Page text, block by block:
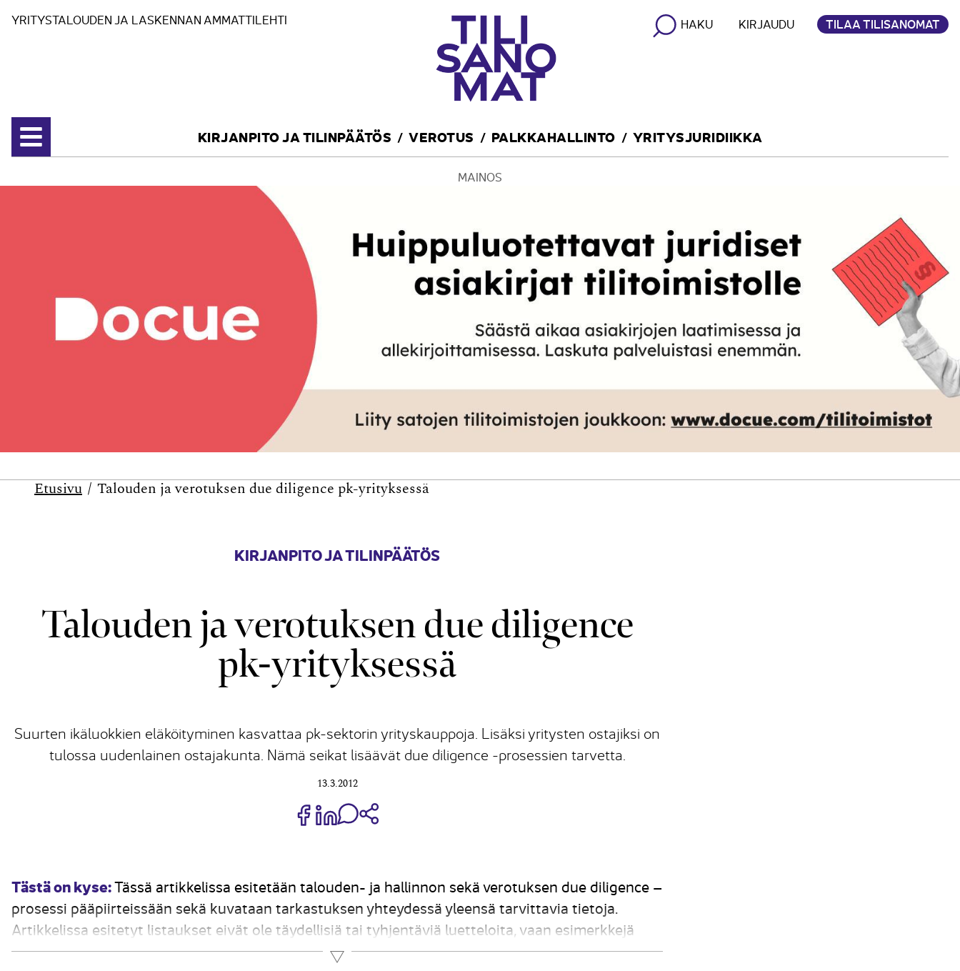
YRITYSTALOUDEN JA LASKENNAN AMMATTILEHTI HAKU KIRJAUDU TILAA TILISANOMAT
Avaa valikko
KIRJANPITO JA TILINPÄÄTÖS VEROTUS PALKKAHALLINTO YRITYSJURIDIIKKA
MAINOS
Etusivu Talouden ja verotuksen due diligence pk-yrityksessä
KIRJANPITO JA TILINPÄÄTÖS
Talouden ja verotuksen due diligence
pk-yrityksessä
Suurten ikäluokkien eläköityminen kasvattaa pk-sektorin yrityskauppoja. Lisäksi yritysten ostajiksi on
tulossa uudenlainen ostajakunta. Nämä seikat lisäävät due diligence -prosessien tarvetta.
13.3.2012
Jaa Share on Facebook
Jaa Share on LinkedIn
Jaa WhatsApp-viestinä
Tästä on kyse:Tässä artikkelissa esitetään talouden- ja hallinnon sekä verotuksen due diligence –
prosessi pääpiirteissään sekä kuvataan tarkastuksen yhteydessä yleensä tarvittavia tietoja.
Artikkelissa esitetyt listaukset eivät ole täydellisiä tai tyhjentäviä luetteloita, vaan esimerkkejä
yleisesti pyydettävistä tiedoista.Suurten ikäpolvien eläköitymisestä ja sitä myötä pienten- ja...
Lue lisää